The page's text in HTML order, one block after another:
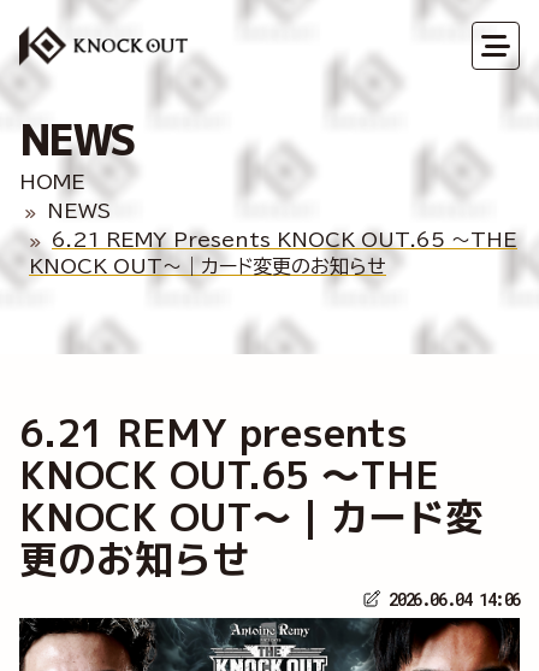
NEWS
HOME
NEWS
6.21 REMY Presents KNOCK OUT.65 ～THE
KNOCK OUT～｜カード変更のお知らせ
6.21 REMY presents
KNOCK OUT.65 ～THE
KNOCK OUT～｜カード変
更のお知らせ
2026.06.04 14:06